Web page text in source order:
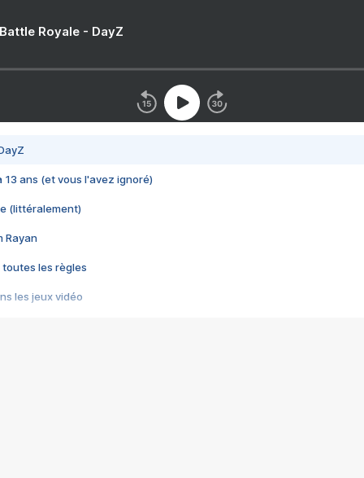
Royale - DayZ
13 ans (et vous l'avez ignoré)
(littéralement)
Rayan
toutes les règles
les jeux vidéo